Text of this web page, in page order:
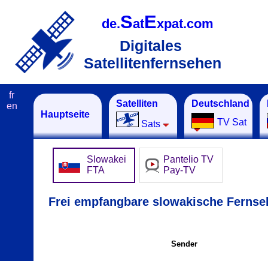
de.SatExpat.com
Digitales
Satellitenfernsehen
Hauptseite
Satelliten
Sats
Deutschland
TV Sat
fr
en
Slowakei
FTA
Pantelio TV
Pay-TV
Frei empfangbare slowakische
Sender